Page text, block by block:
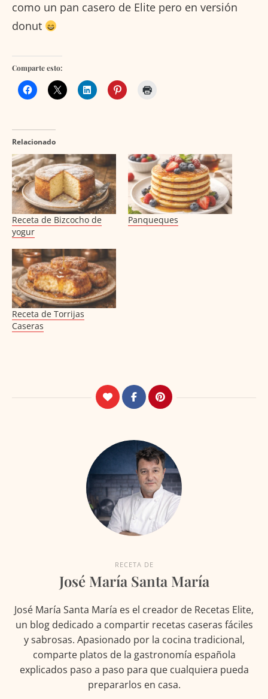
como un pan casero de Elite pero en versión
donut
Comparte esto:
Relacionado
Receta de Bizcocho de
yogur
Panqueques
Receta de Torrijas
Caseras
RECETA DE
José María Santa María
José María Santa María es el creador de Recetas Elite,
un blog dedicado a compartir recetas caseras fáciles
y sabrosas. Apasionado por la cocina tradicional,
comparte platos de la gastronomía española
explicados paso a paso para que cualquiera pueda
prepararlos en casa.